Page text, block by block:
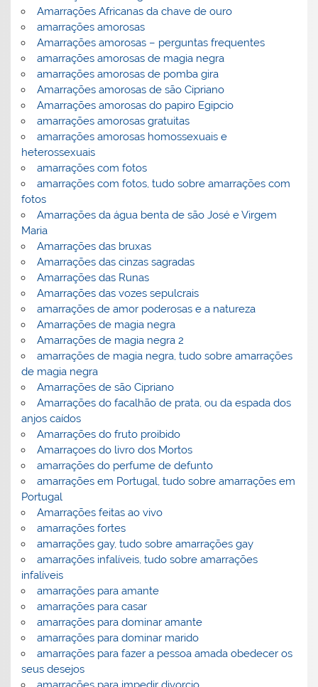
Amarrações Africanas da chave de ouro
amarrações amorosas
Amarrações amorosas – perguntas frequentes
amarrações amorosas de magia negra
amarrações amorosas de pomba gira
Amarrações amorosas de são Cipriano
Amarrações amorosas do papiro Egipcio
amarrações amorosas gratuitas
amarrações amorosas homossexuais e
heterossexuais
amarrações com fotos
amarrações com fotos, tudo sobre amarrações com
fotos
Amarrações da água benta de são José e Virgem
Maria
Amarrações das bruxas
Amarrações das cinzas sagradas
Amarrações das Runas
Amarrações das vozes sepulcrais
amarrações de amor poderosas e a natureza
Amarrações de magia negra
Amarrações de magia negra 2
amarrações de magia negra, tudo sobre amarrações
de magia negra
Amarrações de são Cipriano
Amarrações do facalhão de prata, ou da espada dos
anjos caídos
Amarrações do fruto proibido
Amarraçoes do livro dos Mortos
amarrações do perfume de defunto
amarrações em Portugal, tudo sobre amarrações em
Portugal
Amarrações feitas ao vivo
amarrações fortes
amarrações gay, tudo sobre amarrações gay
amarrações infalíveis, tudo sobre amarrações
infalíveis
amarrações para amante
amarrações para casar
amarrações para dominar amante
amarrações para dominar marido
amarrações para fazer a pessoa amada obedecer os
seus desejos